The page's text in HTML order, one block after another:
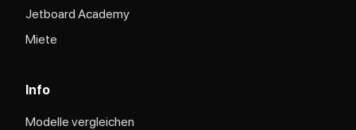
Jetboard Academy
Miete
Info
Modelle vergleichen